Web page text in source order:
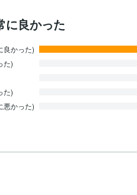
に良かった
良かった)
た)
た)
悪かった)